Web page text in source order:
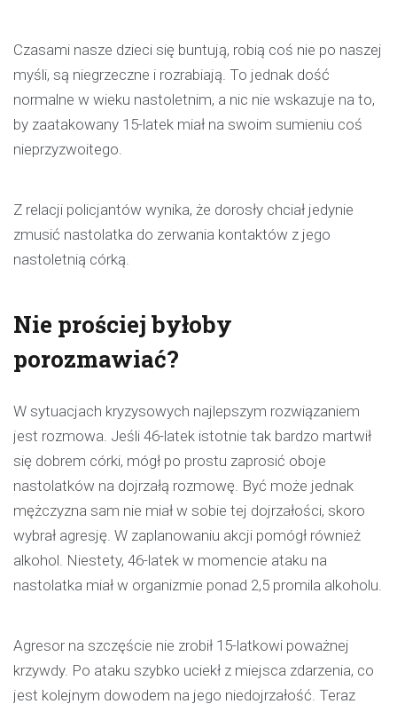
Czasami nasze dzieci się buntują, robią coś nie po naszej
myśli, są niegrzeczne i rozrabiają. To jednak dość
normalne w wieku nastoletnim, a nic nie wskazuje na to,
by zaatakowany 15-latek miał na swoim sumieniu coś
nieprzyzwoitego.
Z relacji policjantów wynika, że dorosły chciał jedynie
zmusić nastolatka do zerwania kontaktów z jego
nastoletnią córką.
Nie prościej byłoby
porozmawiać?
W sytuacjach kryzysowych najlepszym rozwiązaniem
jest rozmowa. Jeśli 46-latek istotnie tak bardzo martwił
się dobrem córki, mógł po prostu zaprosić oboje
nastolatków na dojrzałą rozmowę. Być może jednak
mężczyzna sam nie miał w sobie tej dojrzałości, skoro
wybrał agresję. W zaplanowaniu akcji pomógł również
alkohol. Niestety, 46-latek w momencie ataku na
nastolatka miał w organizmie ponad 2,5 promila alkoholu.
Agresor na szczęście nie zrobił 15-latkowi poważnej
krzywdy. Po ataku szybko uciekł z miejsca zdarzenia, co
jest kolejnym dowodem na jego niedojrzałość. Teraz